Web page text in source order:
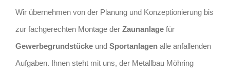
Wir übernehmen von der Planung und Konzeptionierung bis
zur fachgerechten Montage der Zaunanlage für
Gewerbegrundstücke und Sportanlagen alle anfallenden
Aufgaben. Ihnen steht mit uns, der Metallbau Möhring